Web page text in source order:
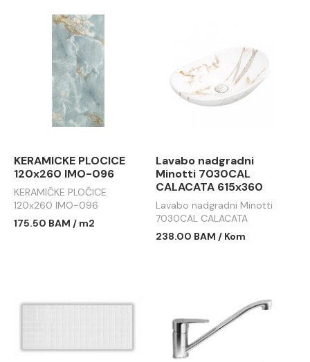
KERAMICKE PLOCICE
120x260 IMO-096
KERAMIČKE PLOČICE
120x260 IMO-096
175.50 BAM / m2
Lavabo nadgradni
Minotti 7030CAL
CALACATA 615x360
Lavabo nadgradni Minotti
7030CAL CALACATA
615x360
238.00 BAM / Kom